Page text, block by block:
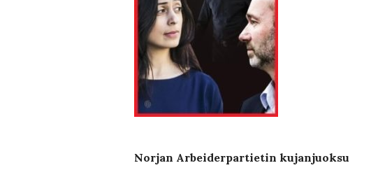
Norjan Arbeiderpartietin kujanjuoksu